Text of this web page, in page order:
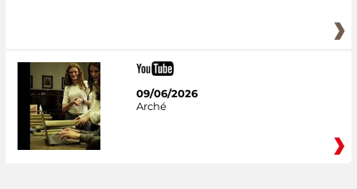
09/06/2026
Arché